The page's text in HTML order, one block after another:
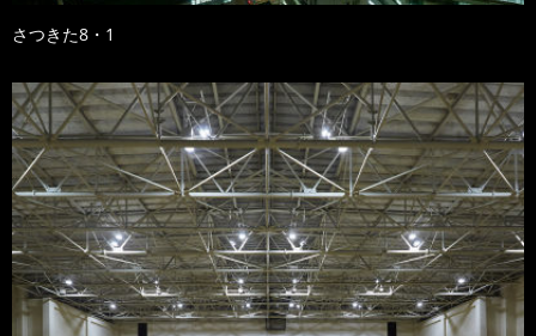
さつきた8・1